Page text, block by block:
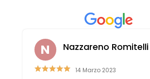
Nazzareno Romitelli
14 Marzo 2023